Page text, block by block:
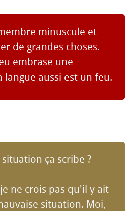
minuscule et
de grandes choses.
embrase une
aussi est un feu.
ça scribe ?
ne crois pas qu'il y ait
situation. Moi,